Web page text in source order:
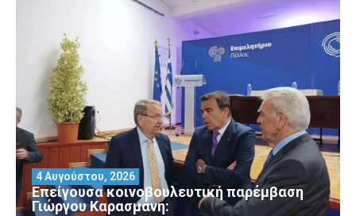
Επείγουσα κοινοβουλευτική παρέμβαση
Γιώργου Καρασμάνη:
4 Αυγούστου, 2026